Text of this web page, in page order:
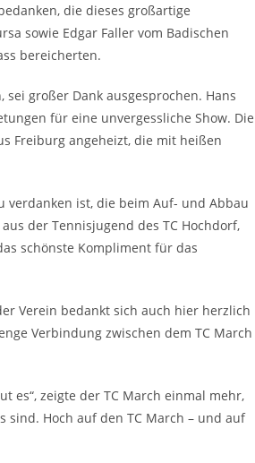
die dieses großartige
sowie Edgar Faller vom Badischen
bereicherten.
großer Dank ausgesprochen. Hans
für eine unvergessliche Show. Die
Freiburg angeheizt, die mit heißen
verdanken ist, die beim Auf- und Abbau
der Tennisjugend des TC Hochdorf,
schönste Kompliment für das
Verein bedankt sich auch hier herzlich
Verbindung zwischen dem TC March
es“, zeigte der TC March einmal mehr,
sind. Hoch auf den TC March – und auf